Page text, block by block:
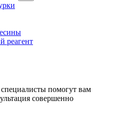
реагент
помогут вам
совершенно